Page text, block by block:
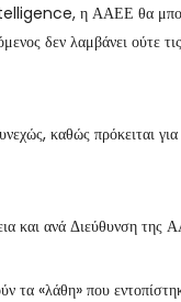
η ΑΑΕΕ θα
δεν λαμβάνει ούτε
καθώς πρόκειται
και ανά Διεύθυνση της
τα «λάθη» που